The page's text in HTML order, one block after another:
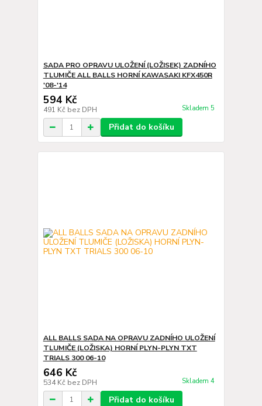
SADA PRO OPRAVU ULOŽENÍ (LOŽISEK) ZADNÍHO
TLUMIČE ALL BALLS HORNÍ KAWASAKI KFX450R
'08-'14
594 Kč
491 Kč bez DPH Skladem 5
Přidat do košíku
ALL BALLS SADA NA OPRAVU ZADNÍHO ULOŽENÍ
TLUMIČE (LOŽISKA) HORNÍ PLYN-PLYN TXT
TRIALS 300 06-10
646 Kč
534 Kč bez DPH Skladem 4
Přidat do košíku